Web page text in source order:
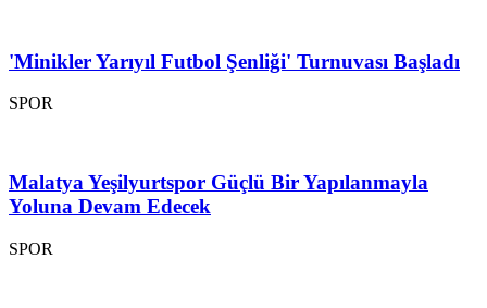
'Minikler Yarıyıl Futbol Şenliği' Turnuvası Başladı
SPOR
Malatya Yeşilyurtspor Güçlü Bir Yapılanmayla
Yoluna Devam Edecek
SPOR